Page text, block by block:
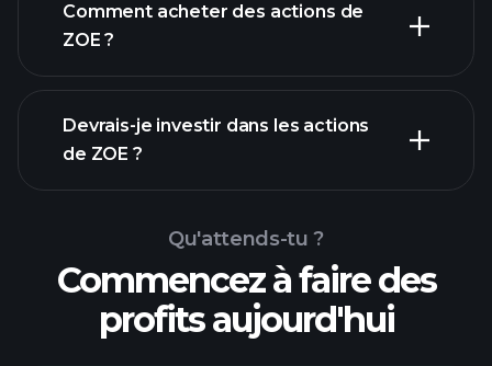
rapports
financiers
Comment acheter des actions de
ZOE ?
Tournois
Playtrade
Devrais-je investir dans les actions
de ZOE ?
Qu'attends-tu ?
Commencez à faire des
profits aujourd'hui